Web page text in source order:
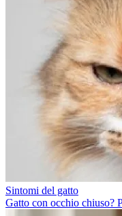
Sintomi del gatto
Gatto con occhio chiuso?